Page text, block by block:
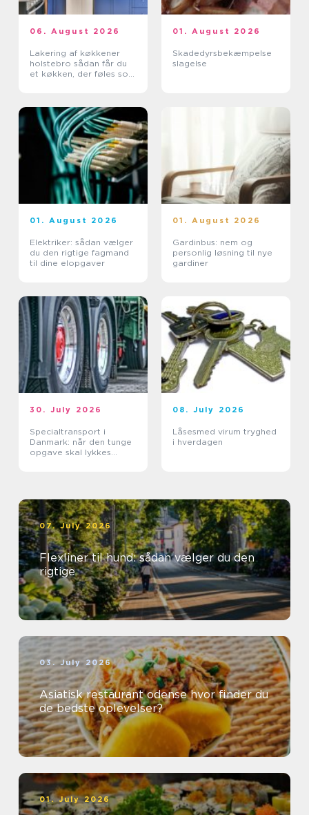
06. August 2026
Lakering af køkkener
holstebro sådan får du
et køkken, der føles som
01. August 2026
Skadedyrsbekæmpelse
slagelse
01. August 2026
Elektriker: sådan vælger
du den rigtige fagmand
til dine elopgaver
01. August 2026
Gardinbus: nem og
personlig løsning til nye
gardiner
30. July 2026
Specialtransport i
Danmark: når den tunge
opgave skal lykkes
08. July 2026
Låsesmed virum tryghed
i hverdagen
07. July 2026
Flexliner til hund: sådan vælger du den
rigtige
03. July 2026
Asiatisk restaurant odense hvor finder du
de bedste oplevelser?
01. July 2026